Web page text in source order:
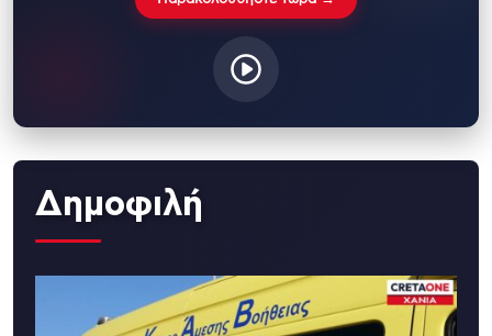
Δημοφιλή